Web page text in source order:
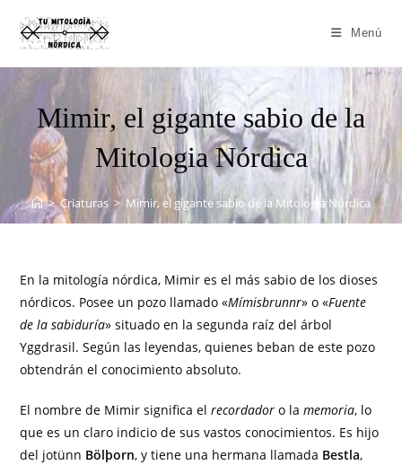
Menú
Mimir, el gigante sabio de la
Mitologia Nórdica
> Criaturas > Mimir, el gigante sabio de la Mitologia Nórdica
En la mitología nórdica, Mimir es el más sabio de los dioses
nórdicos. Posee un pozo llamado «Mímisbrunnr» o «Fuente
de la sabiduría» situado en la segunda raíz del árbol
Yggdrasil. Según las leyendas, quienes beban de este pozo
obtendrán el conocimiento absoluto.
El nombre de Mimir significa elrecordador o lamemoria, lo
que es un claro indicio de sus vastos conocimientos. Es hijo
del jotünn Bölþorn, y tiene una hermana llamada Bestla,